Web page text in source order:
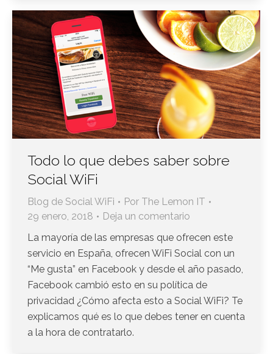
Todo lo que debes saber sobre
Social WiFi
Blog de Social WiFi Por The Lemon IT
29 enero, 2018
Deja un comentario
La mayoría de las empresas que ofrecen este
servicio en España, ofrecen WiFi Social con un
“Me gusta” en Facebook y desde el año pasado,
Facebook cambió esto en su política de
privacidad ¿Cómo afecta esto a Social WiFi? Te
explicamos qué es lo que debes tener en cuenta
a la hora de contratarlo.